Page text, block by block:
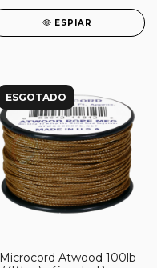
ESPIAR
ESGOTADO
Microcord Atwood 100lb